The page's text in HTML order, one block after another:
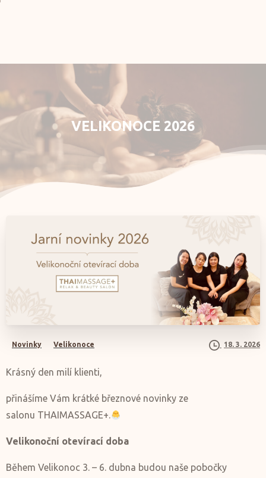
VELIKONOCE 2026
Novinky Velikonoce 18. 3. 2026
Krásný den milí klienti,
přinášíme Vám krátké březnové novinky ze
salonu THAIMASSAGE+.
Velikonoční otevírací doba
Během Velikonoc 3. – 6. dubna budou naše pobočky